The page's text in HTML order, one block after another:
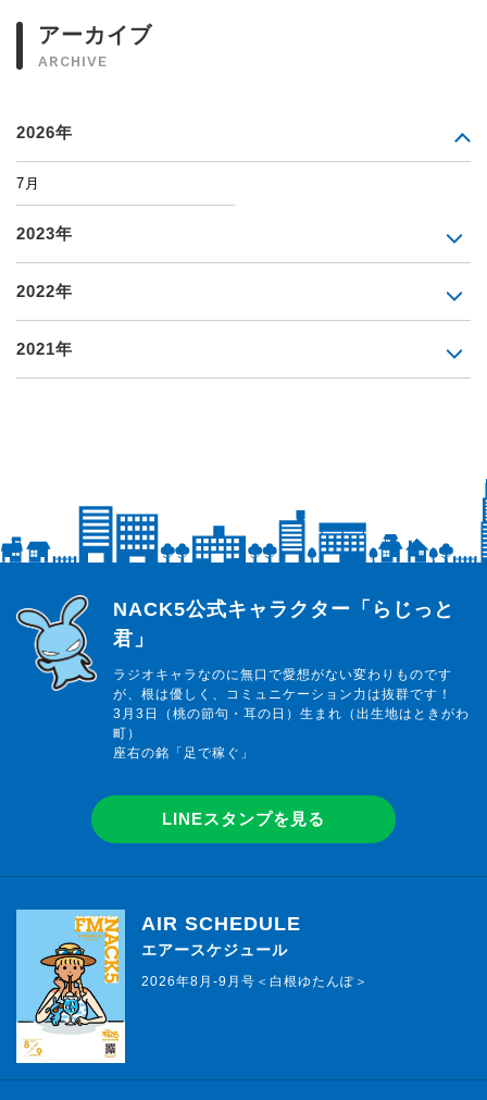
アーカイブ
ARCHIVE
2026年
7月
2023年
2022年
2021年
らじっと君
NACK5公式キャラクター「らじっと
君」
ラジオキャラなのに無口で愛想がない変わりものです
が、根は優しく、コミュニケーション力は抜群です！
3月3日（桃の節句・耳の日）生まれ（出生地はときがわ
町）
座右の銘「足で稼ぐ」
LINEスタンプを見る
AIR SCHEDULE
エアースケジュール
2026年8月-9月号＜白根ゆたんぽ＞